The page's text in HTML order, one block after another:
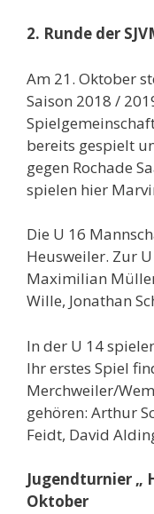
2. Runde der
Am 21. Oktober
Saison 2018 /
bereits gespielt
gegen Rochade
spielen hier
Die U 16
Heusweiler. Zur
Maximilian
Wille, Jonathan
In der U 14
Ihr erstes Spiel
Merchweiler/
gehören: Arthur
Feidt, David
Jugendturnier „
Oktober